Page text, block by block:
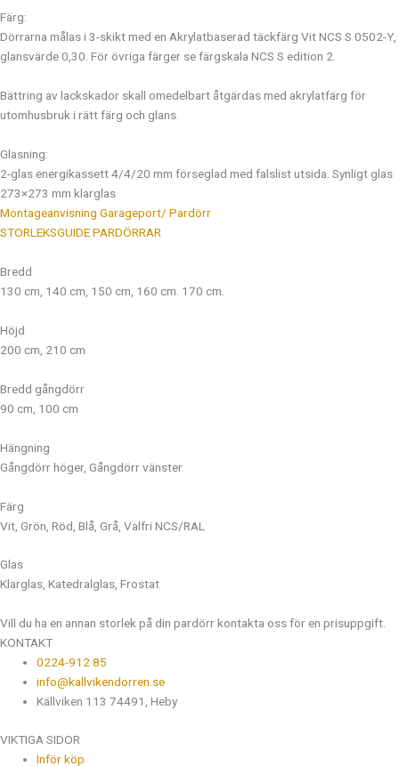
Färg:
Dörrarna målas i 3-skikt med en Akrylatbaserad täckfärg Vit NCS S 0502-Y,
glansvärde 0,30. För övriga färger se färgskala NCS S edition 2.
Bättring av lackskador skall omedelbart åtgärdas med akrylatfärg för
utomhusbruk i rätt färg och glans.
Glasning:
2-glas energikassett 4/4/20 mm förseglad med falslist utsida. Synligt glas
273×273 mm klarglas
Montageanvisning Garageport/ Pardörr
STORLEKSGUIDE PARDÖRRAR
Bredd
130 cm, 140 cm, 150 cm, 160 cm. 170 cm.
Höjd
200 cm, 210 cm
Bredd gångdörr
90 cm, 100 cm
Hängning
Gångdörr höger, Gångdörr vänster
Färg
Vit, Grön, Röd, Blå, Grå, Valfri NCS/RAL
Glas
Klarglas, Katedralglas, Frostat
Vill du ha en annan storlek på din pardörr kontakta oss för en prisuppgift.
KONTAKT
0224-912 85
info@kallvikendorren.se
Källviken 113 74491, Heby
VIKTIGA SIDOR
Inför köp